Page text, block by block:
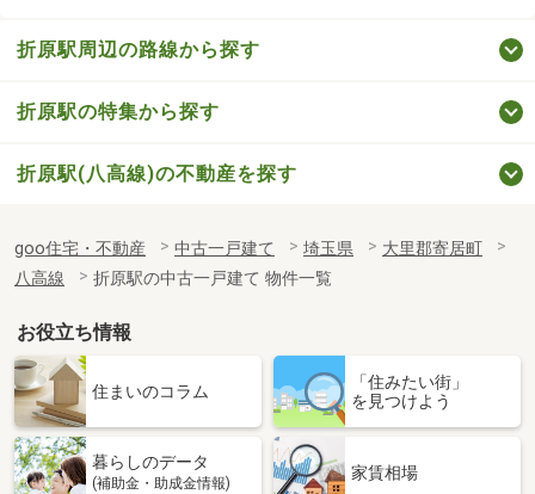
折原駅周辺の路線から探す
折原駅の特集から探す
折原駅(八高線)の不動産を探す
goo住宅・不動産 中古一戸建て 埼玉県
大里郡寄居町
八高線
折原駅の中古一戸建て 物件一覧
お役立ち情報
住まいのコラム
「住みたい街」
を見つけよう
暮らしのデータ
(補助金・助成金情報)
家賃相場